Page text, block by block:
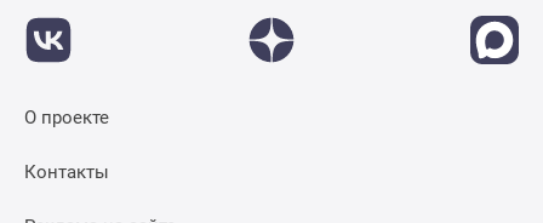
О проекте
Контакты